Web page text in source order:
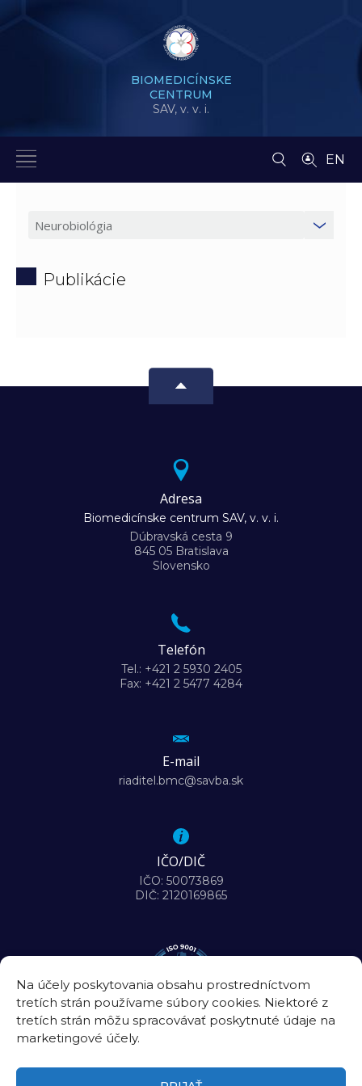
Na účely poskytovania obsahu prostredníctvom
tretích strán používame súbory cookies. Niektoré z
tretích strán môžu spracovávať poskytnuté údaje na
marketingové účely.
BIOMEDICÍNSKE
CENTRUM
SAV, v. v. i.
EN
Publikácie
Adresa
Biomedicínske centrum SAV, v. v. i.
Dúbravská cesta 9
845 05 Bratislava
Slovensko
Telefón
Tel.: +421 2 5930 2405
Fax: +421 2 5477 4284
E-mail
riaditel.bmc@savba.sk
IČO/DIČ
IČO: 50073869
DIČ: 2120169865